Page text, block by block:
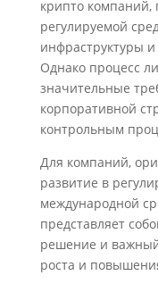
крипто компаний,
регулируемой
инфраструктуры и
Однако процесс
значительные
корпоративной
контрольным
Для компаний,
развитие в
международной
представляет
решение и важный
роста и